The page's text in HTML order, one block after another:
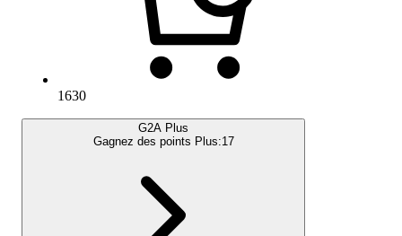
1630
G2A Plus
Gagnez des points Plus:17